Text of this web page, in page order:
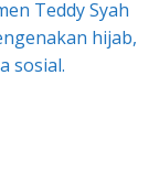
Teddy Syah
hijab,
sosial.